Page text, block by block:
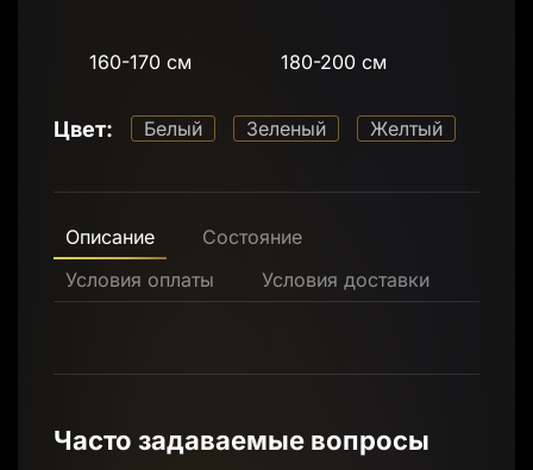
160-170 см 180-200 см
Цвет: Белый Зеленый Желтый
Описание
Состояние
Условия оплаты
Условия доставки
Часто задаваемые вопросы